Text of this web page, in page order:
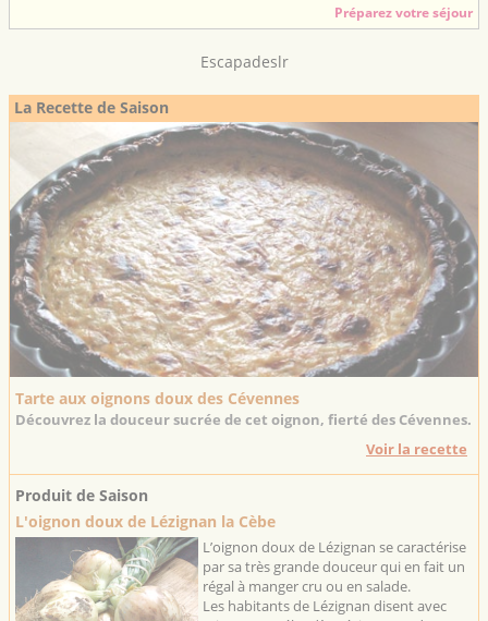
Préparez votre séjour
Escapadeslr
La Recette de Saison
Tarte aux oignons doux des Cévennes
Découvrez la douceur sucrée de cet oignon, fierté des Cévennes.
Voir la recette
Produit de Saison
L'oignon doux de Lézignan la Cèbe
L’oignon doux de Lézignan se caractérise
par sa très grande douceur qui en fait un
régal à manger cru ou en salade.
Les habitants de Lézignan disent avec